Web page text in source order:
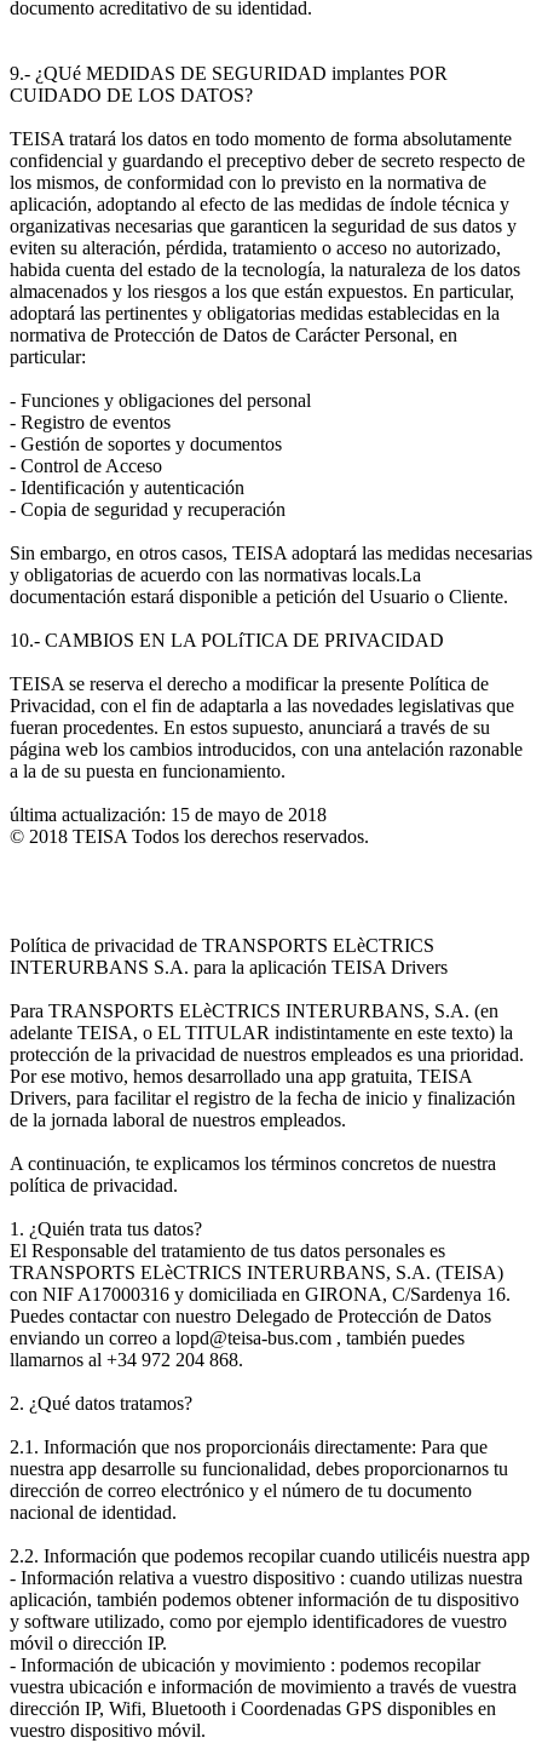
documento acreditativo de su identidad.
9.- ¿QUé MEDIDAS DE SEGURIDAD implantes POR
CUIDADO DE LOS DATOS?
TEISA tratará los datos en todo momento de forma absolutamente
confidencial y guardando el preceptivo deber de secreto respecto de
los mismos, de conformidad con lo previsto en la normativa de
aplicación, adoptando al efecto de las medidas de índole técnica y
organizativas necesarias que garanticen la seguridad de sus datos y
eviten su alteración, pérdida, tratamiento o acceso no autorizado,
habida cuenta del estado de la tecnología, la naturaleza de los datos
almacenados y los riesgos a los que están expuestos. En particular,
adoptará las pertinentes y obligatorias medidas establecidas en la
normativa de Protección de Datos de Carácter Personal, en
particular:
- Funciones y obligaciones del personal
- Registro de eventos
- Gestión de soportes y documentos
- Control de Acceso
- Identificación y autenticación
- Copia de seguridad y recuperación
Sin embargo, en otros casos, TEISA adoptará las medidas necesarias
y obligatorias de acuerdo con las normativas locals.La
documentación estará disponible a petición del Usuario o Cliente.
10.- CAMBIOS EN LA POLíTICA DE PRIVACIDAD
TEISA se reserva el derecho a modificar la presente Política de
Privacidad, con el fin de adaptarla a las novedades legislativas que
fueran procedentes. En estos supuesto, anunciará a través de su
página web los cambios introducidos, con una antelación razonable
a la de su puesta en funcionamiento.
última actualización: 15 de mayo de 2018
© 2018 TEISA Todos los derechos reservados.
Política de privacidad de TRANSPORTS ELèCTRICS
INTERURBANS S.A. para la aplicación TEISA Drivers
Para TRANSPORTS ELèCTRICS INTERURBANS, S.A. (en
adelante TEISA, o EL TITULAR indistintamente en este texto) la
protección de la privacidad de nuestros empleados es una prioridad.
Por ese motivo, hemos desarrollado una app gratuita, TEISA
Drivers, para facilitar el registro de la fecha de inicio y finalización
de la jornada laboral de nuestros empleados.
A continuación, te explicamos los términos concretos de nuestra
política de privacidad.
1. ¿Quién trata tus datos?
El Responsable del tratamiento de tus datos personales es
TRANSPORTS ELèCTRICS INTERURBANS, S.A. (TEISA)
con NIF A17000316 y domiciliada en GIRONA, C/Sardenya 16.
Puedes contactar con nuestro Delegado de Protección de Datos
enviando un correo a lopd@teisa-bus.com , también puedes
llamarnos al +34 972 204 868.
2. ¿Qué datos tratamos?
2.1. Información que nos proporcionáis directamente: Para que
nuestra app desarrolle su funcionalidad, debes proporcionarnos tu
dirección de correo electrónico y el número de tu documento
nacional de identidad.
2.2. Información que podemos recopilar cuando utilicéis nuestra app
- Información relativa a vuestro dispositivo : cuando utilizas nuestra
aplicación, también podemos obtener información de tu dispositivo
y software utilizado, como por ejemplo identificadores de vuestro
móvil o dirección IP.
- Información de ubicación y movimiento : podemos recopilar
vuestra ubicación e información de movimiento a través de vuestra
dirección IP, Wifi, Bluetooth i Coordenadas GPS disponibles en
vuestro dispositivo móvil.